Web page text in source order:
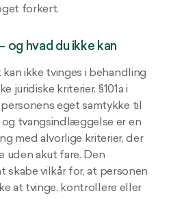
forkert.
og hvad du ikke kan
kan ikke tvinges i behandling
juridiske kriterier. §101a i
eget samtykke til
og tvangsindlæggelse er en
med alvorlige kriterier, der
uden akut fare. Den
skabe vilkår for, at personen
at tvinge, kontrollere eller